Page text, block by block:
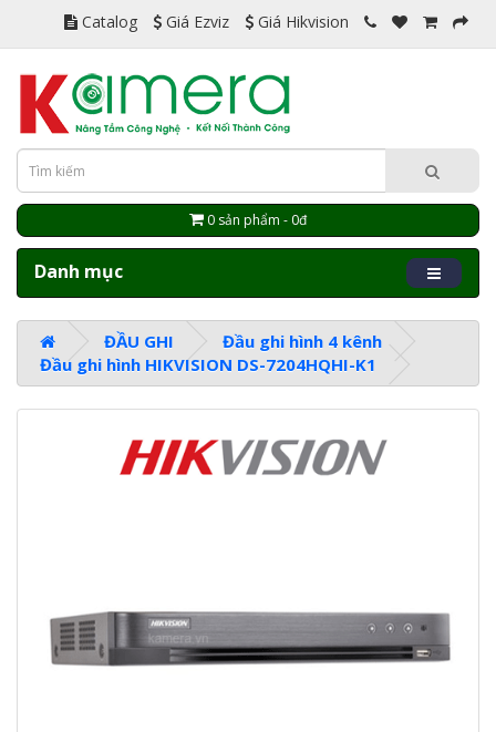
Catalog Giá Ezviz Giá Hikvision
0 sản phẩm - 0đ
Danh mục
ĐẦU GHI
Đầu ghi hình 4 kênh
Đầu ghi hình HIKVISION DS-7204HQHI-K1